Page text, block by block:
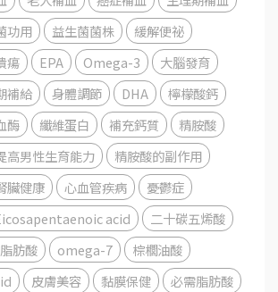
功用 益生菌菌株
緩解便祕
瘍 EPA Omega-3
大腦發育
補給 身體調節 DHA
檸檬酸鈣
酶 纖維蛋白 補充鈣質
精胺酸
高男性生育能力
精胺酸的副作用
臟健康 心血管疾病
憂鬱症
acid
二十碳五烯酸
肪酸
omega-7
棕櫚油酸
皮膚美容 黏膜保健
必需脂肪酸